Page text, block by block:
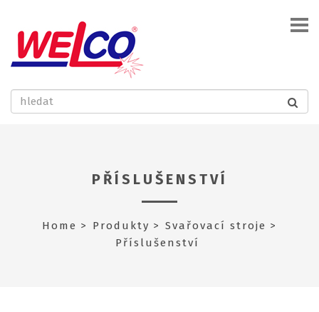
PŘÍSLUŠENSTVÍ
Home Produkty
Svařovací stroje
Příslušenství